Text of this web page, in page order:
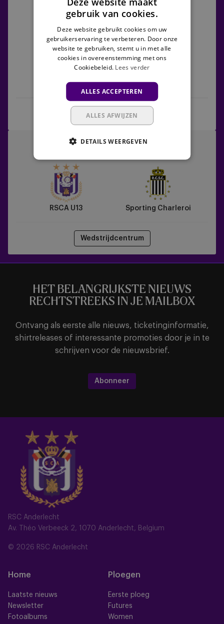
U13
KRC Genk
9 1
RSCA U13
Match Centre
27/09/2025 - TBC
RSCA U13 Sporting Charleroi
Wedstrijdcentrum
RSC Anderlecht
Av. Théo Verbeeck 2, 1070 Anderlecht, Belgium
© 2026 RSC Anderlecht
Home
Laatste nieuws
Newsletter
Fotoalbums
Ploegen
Eerste ploeg
Futures
Women
HET BELANGRIJKSTE NIEUWS
RECHTSTREEKS IN JE MAILBOX
Ontvang als eerste alle nieuws, ticketinginformatie,
shirtreleases of interessante promoties door je in te
schrijven voor de nieuwsbrief.
Abonneer
gebruik van cookies.
Deze website gebruikt cookies om uw
gebruikerservaring te verbeteren. Door onze
website te gebruiken, stemt u in met alle
cookies in overeenstemming met ons
Cookiebeleid. Lees verder
ALLES ACCEPTEREN
ALLES AFWIJZEN
DETAILS WEERGEVEN